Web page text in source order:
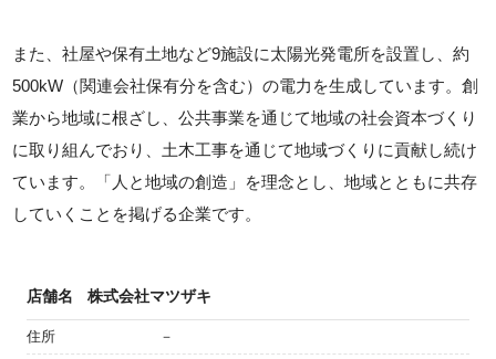
また、社屋や保有土地など9施設に太陽光発電所を設置し、約
500kW（関連会社保有分を含む）の電力を生成しています。創
業から地域に根ざし、公共事業を通じて地域の社会資本づくり
に取り組んでおり、土木工事を通じて地域づくりに貢献し続け
ています。「人と地域の創造」を理念とし、地域とともに共存
していくことを掲げる企業です。
店舗名 株式会社マツザキ
住所 －